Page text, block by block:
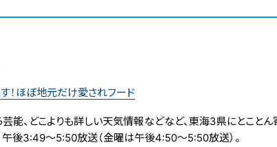
！ほぼ地元だけ愛されフード
能、どこよりも詳しい天気情報などなど、東海3県にとことん
後3:49～5:50放送（金曜は午後4:50～5:50放送）。